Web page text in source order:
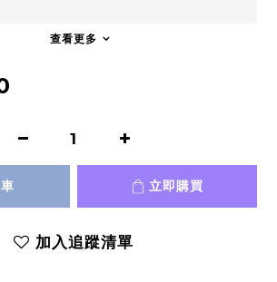
查看更多
立即購買
加入追蹤清單